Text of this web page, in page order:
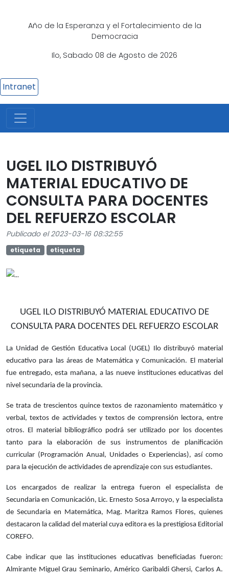
Año de la Esperanza y el Fortalecimiento de la
Democracia
Ilo, Sabado 08 de Agosto de 2026
Intranet
UGEL ILO DISTRIBUYÓ
MATERIAL EDUCATIVO DE
CONSULTA PARA DOCENTES
DEL REFUERZO ESCOLAR
Publicado el 2023-03-16 08:32:55
etiqueta etiqueta
UGEL ILO DISTRIBUYÓ MATERIAL EDUCATIVO DE
CONSULTA PARA DOCENTES DEL REFUERZO ESCOLAR
La Unidad de Gestión Educativa Local (UGEL) Ilo distribuyó material
educativo para las áreas de Matemática y Comunicación. El material
fue entregado, esta mañana, a las nueve instituciones educativas del
nivel secundaria de la provincia.
Se trata de trescientos quince textos de razonamiento matemático y
verbal, textos de actividades y textos de comprensión lectora, entre
otros. El material bibliográfico podrá ser utilizado por los docentes
tanto para la elaboración de sus instrumentos de planificación
curricular (Programación Anual, Unidades o Experiencias), así como
para la ejecución de actividades de aprendizaje con sus estudiantes.
Los encargados de realizar la entrega fueron el especialista de
Secundaria en Comunicación, Lic. Ernesto Sosa Arroyo, y la especialista
de Secundaria en Matemática, Mag. Maritza Ramos Flores, quienes
destacaron la calidad del material cuya editora es la prestigiosa Editorial
COREFO.
Cabe indicar que las instituciones educativas beneficiadas fueron:
Almirante Miguel Grau Seminario, Américo Garibaldi Ghersi, Carlos A.